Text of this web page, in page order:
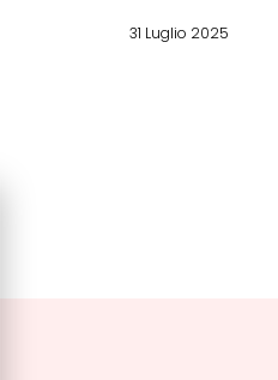
31 Luglio 2025